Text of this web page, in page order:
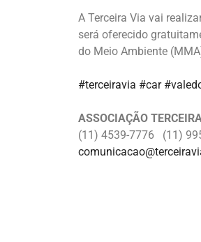
A Terceira Via vai
será oferecido
do Meio Ambiente
#terceiravia #car
ASSOCIAÇÃO
(11) 4539-7776 (11)